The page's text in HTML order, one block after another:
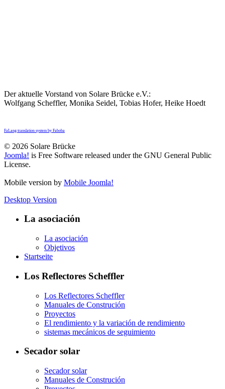
Der aktuelle Vorstand von Solare Brücke e.V.:
Wolfgang Scheffler, Monika Seidel, Tobias Hofer, Heike Hoedt
FaLang translation system by Faboba
© 2026 Solare Brücke
Joomla! is Free Software released under the GNU General Public
License.
Mobile version by Mobile Joomla!
Desktop Version
La asociación
La asociación
Objetivos
Startseite
Los Reflectores Scheffler
Los Reflectores Scheffler
Manuales de Construción
Proyectos
El rendimiento y la variación de rendimiento
sistemas mecánicos de seguimiento
Secador solar
Secador solar
Manuales de Construción